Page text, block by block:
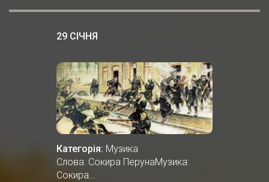
29 СІЧНЯ
Категорія: Музика
Слова: Сокира ПерунаМузика:
Сокира...